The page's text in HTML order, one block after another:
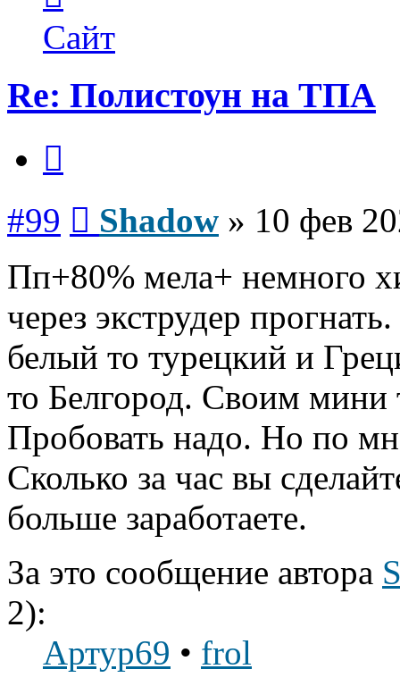
пользователя
Shadow
Сайт
Re: Полистоун на ТПА
#99 Shadow » 10 фев
Пп+80% мела+ немного
через экструдер
белый то турецкий и
то Белгород. Своим мини
Пробовать надо. Но по
Сколько за час вы
больше заработаете.
За это сообщение автора
2):
Артур69 • frol